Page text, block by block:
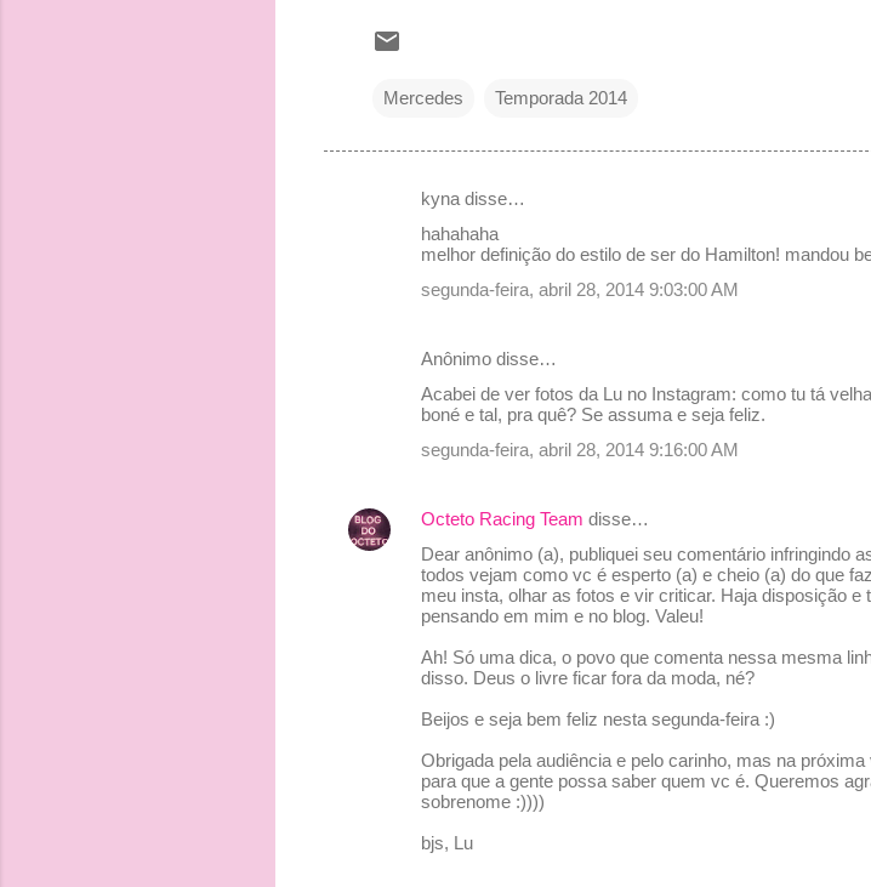
Mercedes Temporada 2014
o
s
kyna disse…
hahahaha
melhor definição do estilo de ser do Hamilton! mandou
segunda-feira, abril 28, 2014 9:03:00 AM
Anônimo disse…
Acabei de ver fotos da Lu no Instagram: como tu tá
boné e tal, pra quê? Se assuma e seja feliz.
segunda-feira, abril 28, 2014 9:16:00 AM
Octeto Racing Team disse…
Dear anônimo (a), publiquei seu comentário infringindo
todos vejam como vc é esperto (a) e cheio (a) do que
meu insta, olhar as fotos e vir criticar. Haja disposição
pensando em mim e no blog. Valeu!
Ah! Só uma dica, o povo que comenta nessa mesma
disso. Deus o livre ficar fora da moda, né?
Beijos e seja bem feliz nesta segunda-feira :)
Obrigada pela audiência e pelo carinho, mas na
para que a gente possa saber quem vc é. Queremos
sobrenome :))))
bjs, Lu